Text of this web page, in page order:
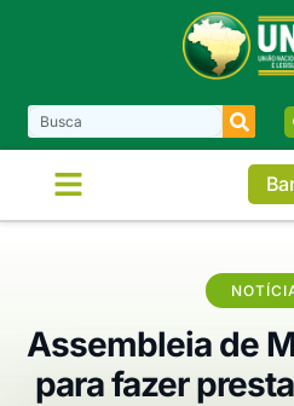
Assembleia de
para fazer